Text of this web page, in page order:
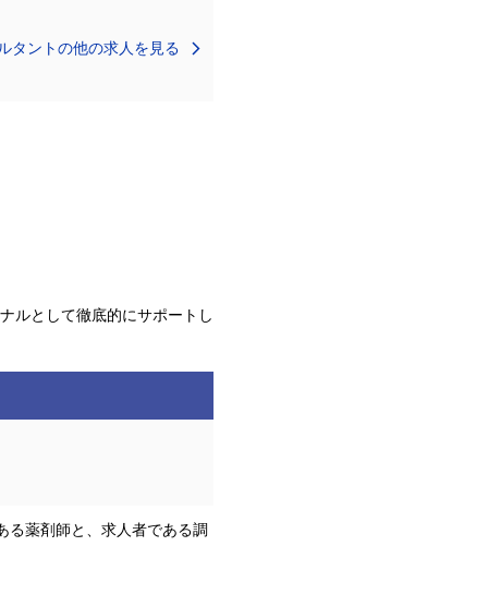
タントの他の求人を見る
ルとして徹底的にサポートし
る薬剤師と、求人者である調